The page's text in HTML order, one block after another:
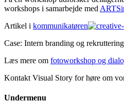
workshops i samarbejde med
Artikel i kommunikatøren
Case: Intern branding og
Læs mere om fotoworkshop og
Kontakt Visual Story for høre om
Undermenu